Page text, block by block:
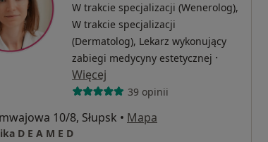
W trakcie specjalizacji (Wenerolog),
W trakcie specjalizacji
(Dermatolog), Lekarz wykonujący
zabiegi medycyny estetycznej ·
Więcej
39 opinii
10/8, Słupsk • Mapa
D E A M E D